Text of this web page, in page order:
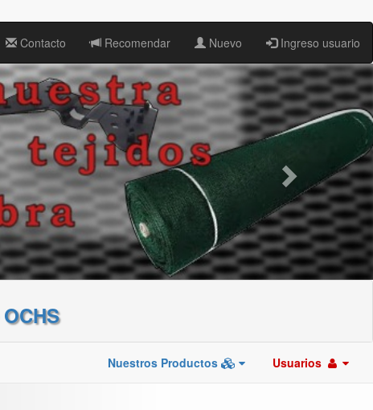
Contacto Recomendar Nuevo Ingreso usuario
Nuestros Productos Usuarios